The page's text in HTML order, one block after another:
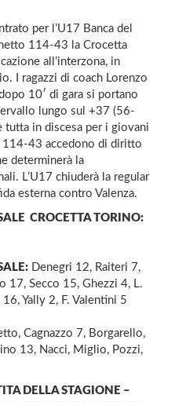
per l’U17 Banca del
114-43 la Crocetta
all’interzona, in
I ragazzi di coach Lorenzo
10′ di gara si portano
lungo sul +37 (56-
tutta in discesa per i giovani
43 accedono di diritto
determinerà la
L’U17 chiuderà la regular
esterna contro Valenza.
 CROCETTA TORINO:
Denegri 12, Raiteri 7,
17, Secco 15, Ghezzi 4, L.
Yally 2, F. Valentini 5
Cagnazzo 7, Borgarello,
13, Nacci, Miglio, Pozzi,
DELLA STAGIONE –